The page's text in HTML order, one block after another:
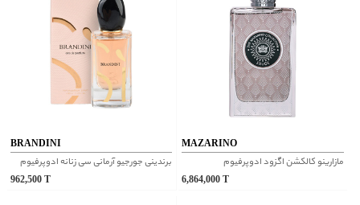
BRANDINI
برندینی جورجیو آرمانی سی زنانه ادوپرفیوم
962,500
MAZARINO
مازارینو کالکشن اگزود ادوپرفیوم
6,864,000